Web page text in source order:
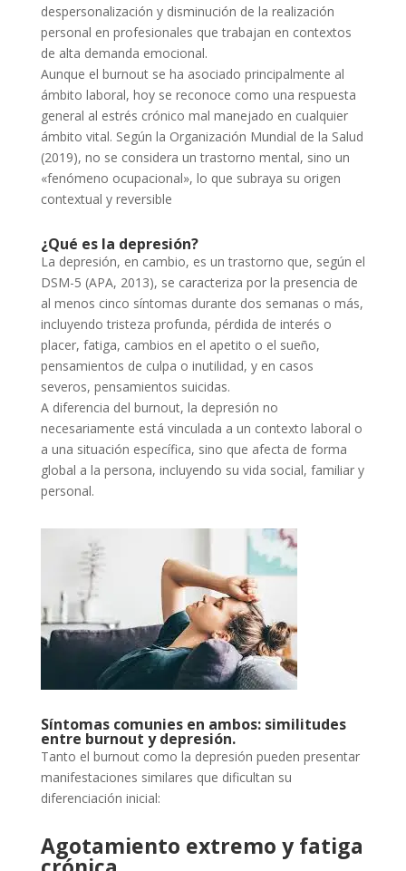
despersonalización y disminución de la realización
personal en profesionales que trabajan en contextos
de alta demanda emocional.
Aunque el burnout se ha asociado principalmente al
ámbito laboral, hoy se reconoce como una respuesta
general al estrés crónico mal manejado en cualquier
ámbito vital. Según la Organización Mundial de la Salud
(2019), no se considera un trastorno mental, sino un
«fenómeno ocupacional», lo que subraya su origen
contextual y reversible
¿Qué es la depresión?
La depresión, en cambio, es un trastorno que, según el
DSM-5 (APA, 2013), se caracteriza por la presencia de
al menos cinco síntomas durante dos semanas o más,
incluyendo tristeza profunda, pérdida de interés o
placer, fatiga, cambios en el apetito o el sueño,
pensamientos de culpa o inutilidad, y en casos
severos, pensamientos suicidas.
A diferencia del burnout, la depresión no
necesariamente está vinculada a un contexto laboral o
a una situación específica, sino que afecta de forma
global a la persona, incluyendo su vida social, familiar y
personal.
Síntomas comunies en ambos: similitudes
entre burnout y depresión.
Tanto el burnout como la depresión pueden presentar
manifestaciones similares que dificultan su
diferenciación inicial:
Agotamiento extremo y fatiga